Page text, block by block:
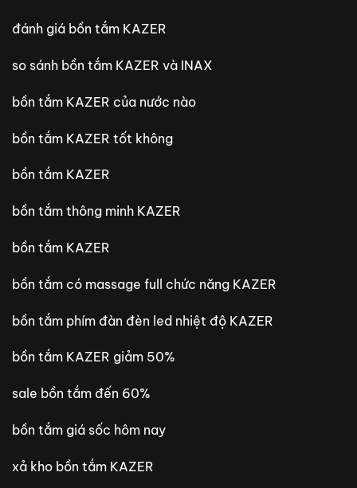
đánh giá bồn tắm KAZER
so sánh bồn tắm KAZER và INAX
bồn tắm KAZER của nước nào
bồn tắm KAZER tốt không
bồn tắm KAZER
bồn tắm thông minh KAZER
bồn tắm KAZER
bồn tắm có massage full chức năng KAZER
bồn tắm phím đàn đèn led nhiệt độ KAZER
bồn tắm KAZER giảm 50%
sale bồn tắm đến 60%
bồn tắm giá sốc hôm nay
xả kho bồn tắm KAZER